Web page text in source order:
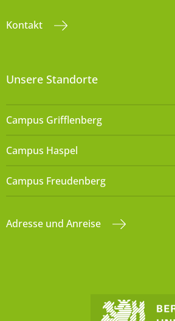
Kontakt
Unsere Standorte
Campus Grifflenberg
Campus Haspel
Campus Freudenberg
Adresse und Anreise